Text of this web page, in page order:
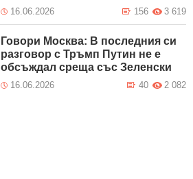
16.06.2026 3 619
156
Говори Москва: В последния си
разговор с Тръмп Путин не е
обсъждал среща със Зеленски
16.06.2026 2 082
40